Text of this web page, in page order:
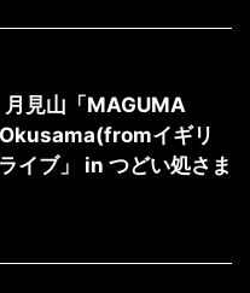
見山「MAGUMA
イギリ
イブ」 in つどい処さま